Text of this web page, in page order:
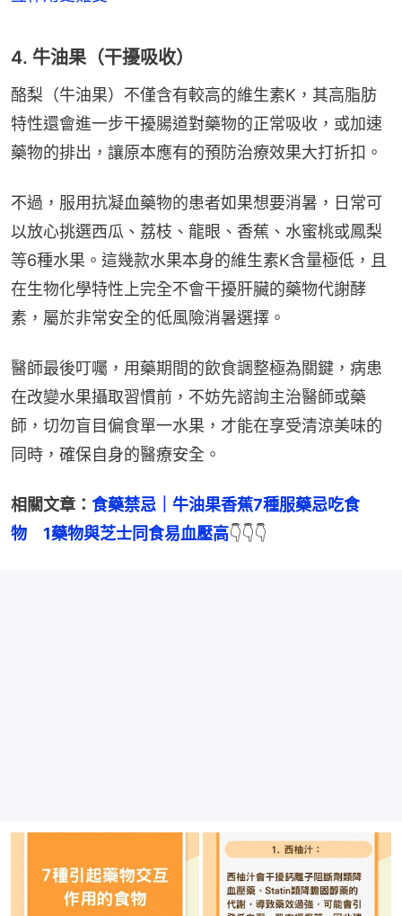
4. 牛油果（干擾吸收）
酪梨（牛油果）不僅含有較高的維生素K，其高脂肪
特性還會進一步干擾腸道對藥物的正常吸收，或加速
藥物的排出，讓原本應有的預防治療效果大打折扣。
不過，服用抗凝血藥物的患者如果想要消暑，日常可
以放心挑選西瓜、荔枝、龍眼、香蕉、水蜜桃或鳳梨
等6種水果。這幾款水果本身的維生素K含量極低，且
在生物化學特性上完全不會干擾肝臟的藥物代謝酵
素，屬於非常安全的低風險消暑選擇。
醫師最後叮囑，用藥期間的飲食調整極為關鍵，病患
在改變水果攝取習慣前，不妨先諮詢主治醫師或藥
師，切勿盲目偏食單一水果，才能在享受清涼美味的
同時，確保自身的醫療安全。
相關文章： 食藥禁忌｜牛油果香蕉7種服藥忌吃食
物　1藥物與芝士同食易血壓高👇👇👇